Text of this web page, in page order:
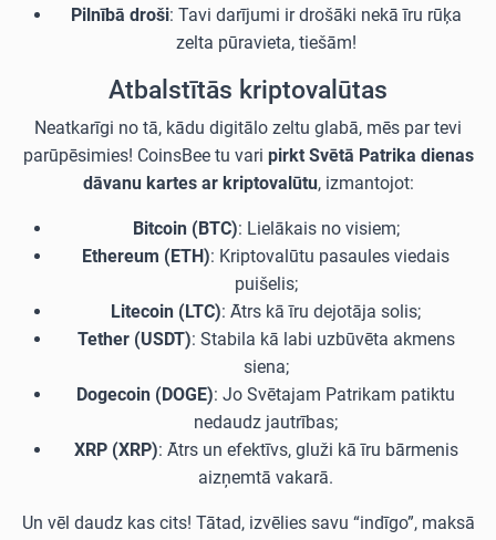
Pilnībā droši: Tavi darījumi ir drošāki nekā īru rūķa
zelta pūravieta, tiešām!
Atbalstītās kriptovalūtas
Neatkarīgi no tā, kādu digitālo zeltu glabā, mēs par tevi
parūpēsimies! CoinsBee tu vari pirkt Svētā Patrika dienas
dāvanu kartes ar kriptovalūtu, izmantojot:
Bitcoin (BTC): Lielākais no visiem;
Ethereum (ETH): Kriptovalūtu pasaules viedais
puišelis;
Litecoin (LTC): Ātrs kā īru dejotāja solis;
Tether (USDT): Stabila kā labi uzbūvēta akmens
siena;
Dogecoin (DOGE): Jo Svētajam Patrikam patiktu
nedaudz jautrības;
XRP (XRP): Ātrs un efektīvs, gluži kā īru bārmenis
aizņemtā vakarā.
Un vēl daudz kas cits! Tātad, izvēlies savu “indīgo”, maksā